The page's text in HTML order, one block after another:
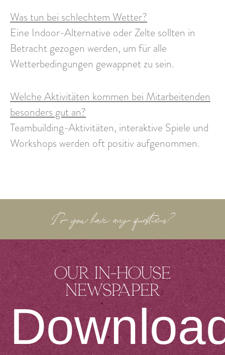
Was tun bei schlechtem Wetter?
Eine Indoor-Alternative oder Zelte sollten in
Betracht gezogen werden, um für alle
Wetterbedingungen gewappnet zu sein.
Welche Aktivitäten kommen bei Mitarbeitenden
besonders gut an?
Teambuilding-Aktivitäten, interaktive Spiele und
Workshops werden oft positiv aufgenommen.
Do you have any questions?
Our in-house
newspaper